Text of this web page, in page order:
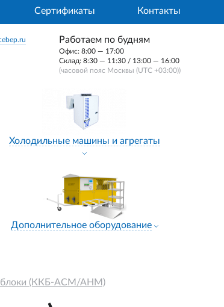
Сертификаты Контакты
Работаем по будням
Офис: 8:00 — 17:00
Склад: 8:30 — 11:30 / 13:00 — 16:00
(часовой пояс Москвы (UTC +03:00))
Холодильные машины и агрегаты
Дополнительное оборудование
блоки (ККБ-АСМ/АНМ)